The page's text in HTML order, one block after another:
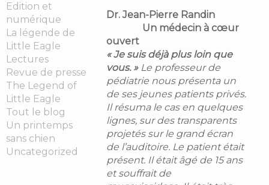
Edition et
numérique
La légende de
Little Eagle
Lectures
Revue de presse
The Legend of
Little Eagle
Tout le blog
Un printemps
sans chien
Uncategorized
Dr. Jean-Pierre Randin
Un médecin à cœur
ouvert
« Je suis déjà plus loin que
vous. » Le professeur de
pédiatrie nous présenta un
de ses jeunes patients privés.
Il résuma le cas en quelques
lignes, sur des transparents
projetés sur le grand écran
de l’auditoire. Le patient était
présent. Il était âgé de 15 ans
et souffrait de